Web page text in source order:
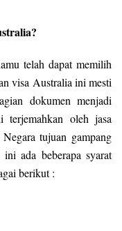
telah dapat memilih
visa Australia ini mesti
dokumen menjadi
terjemahkan oleh jasa
tujuan gampang
ada beberapa syarat
berikut :